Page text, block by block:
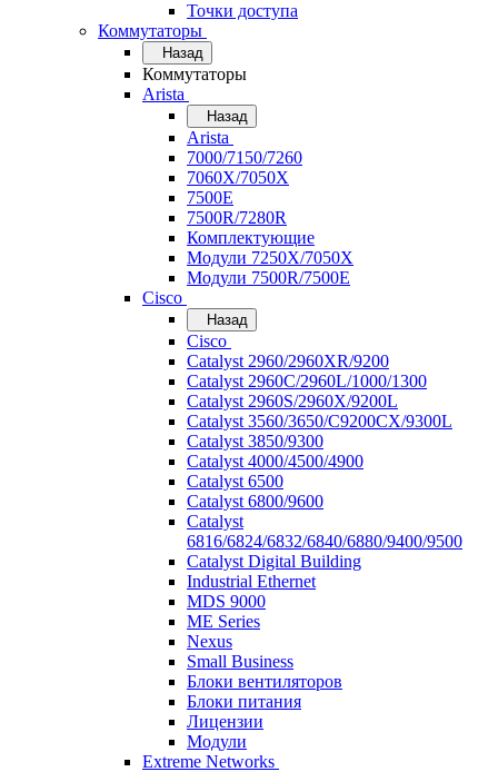
Точки доступа
Коммутаторы
Назад
Коммутаторы
Arista
Назад
Arista
7000/7150/7260
7060X/7050X
7500E
7500R/7280R
Комплектующие
Модули 7250X/7050X
Модули 7500R/7500E
Cisco
Назад
Cisco
Catalyst 2960/2960XR/9200
Catalyst 2960C/2960L/1000/1300
Catalyst 2960S/2960X/9200L
Catalyst 3560/3650/C9200CX/9300L
Catalyst 3850/9300
Catalyst 4000/4500/4900
Catalyst 6500
Catalyst 6800/9600
Catalyst
6816/6824/6832/6840/6880/9400/9500
Catalyst Digital Building
Industrial Ethernet
MDS 9000
ME Series
Nexus
Small Business
Блоки вентиляторов
Блоки питания
Лицензии
Модули
Extreme Networks